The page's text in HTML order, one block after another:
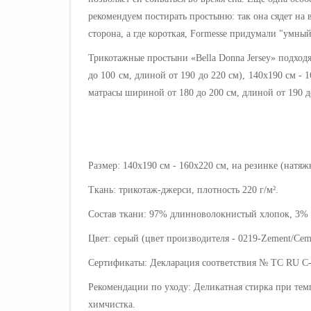
рекомендуем постирать простыню: так она сядет
сторона, а где короткая, Formesse придумали
Трикотажные простыни «Bella DonnaJersey»
до 100 см, длиной от 190 до 220 см), 140х190 см -
матрасы шириной от 180 до 200 см, длиной от 190
Размер: 140x190 см - 160x220 см, на резинке
Ткань: трикотаж-джерси, плотность 220 г/м².
Состав ткани: 97% длинноволокнистый хлопок,
Цвет: серый (цвет производителя - 0219-Zement/
Сертификаты: Декларация соответствия № ТС RU
Рекомендации по уходу: Деликатная стирка при
химчистка.